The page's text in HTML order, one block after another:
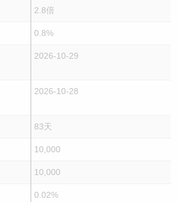
2.8倍
0.8%
2026-10-29
2026-10-28
83天
10,000
10,000
0.02%